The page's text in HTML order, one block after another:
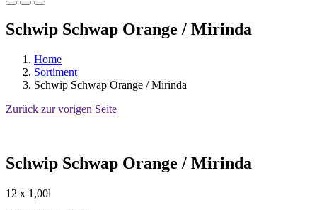
Schwip Schwap Orange / Mirinda
Home
Sortiment
Schwip Schwap Orange / Mirinda
Zurück zur vorigen Seite
Schwip Schwap Orange / Mirinda
12 x 1,00l